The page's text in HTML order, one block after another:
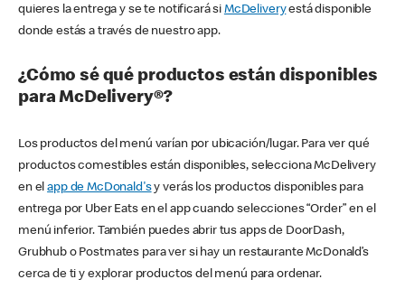
quieres la entrega y se te notificará si McDeliveryestá disponible
donde estás a través de nuestro app.
¿Cómo sé qué productos están disponibles
para McDelivery®?
Los productos del menú varían por ubicación/lugar. Para ver qué
productos comestibles están disponibles, selecciona McDelivery
en elapp de McDonald'sy verás los productos disponibles para
entrega por Uber Eats en el app cuando selecciones “Order” en el
menú inferior. También puedes abrir tus apps de DoorDash,
Grubhub o Postmates para ver si hay un restaurante McDonald’s
cerca de ti y explorar productos del menú para ordenar.